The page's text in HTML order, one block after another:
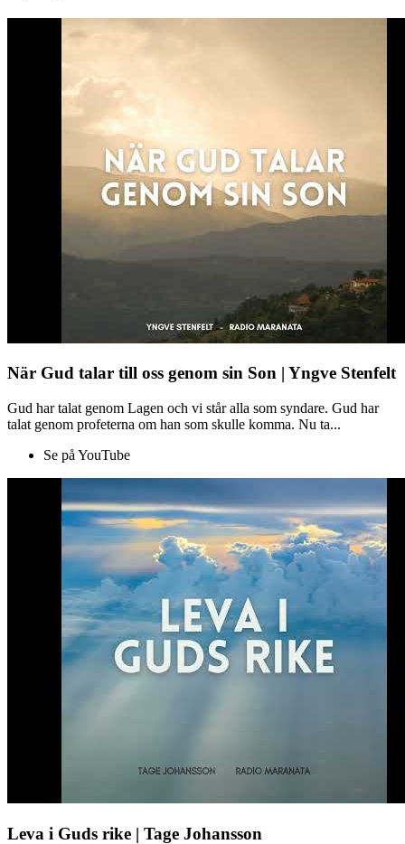
När Gud talar till oss genom sin Son | Yngve Stenfelt
Gud har talat genom Lagen och vi står alla som syndare. Gud har
talat genom profeterna om han som skulle komma. Nu ta...
Se på YouTube
Leva i Guds rike | Tage Johansson